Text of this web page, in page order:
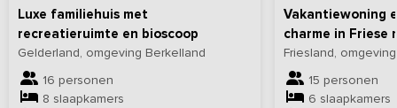
Luxe familiehuis met
recreatieruimte en bioscoop
Gelderland, omgeving Berkelland
16 personen
8 slaapkamers
Vakantiewoning
charme in Friese
Friesland,
15 personen
6 slaapkamers